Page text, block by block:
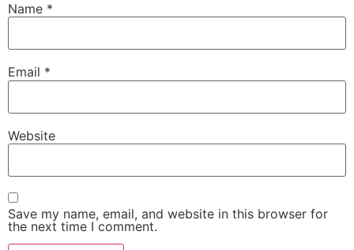
Name *
Email *
Website
Save my name, email, and website in this browser for
the next time I comment.